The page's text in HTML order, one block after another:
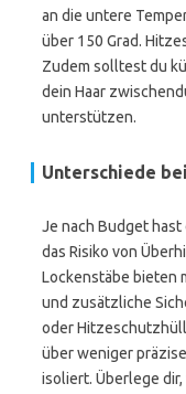
an die untere
über 150 Grad.
Zudem solltest du
dein Haar
unterstützen.
Unterschiede
Je nach Budget
das Risiko von
Lockenstäbe bieten
und zusätzliche
oder
über weniger
isoliert. Überlege